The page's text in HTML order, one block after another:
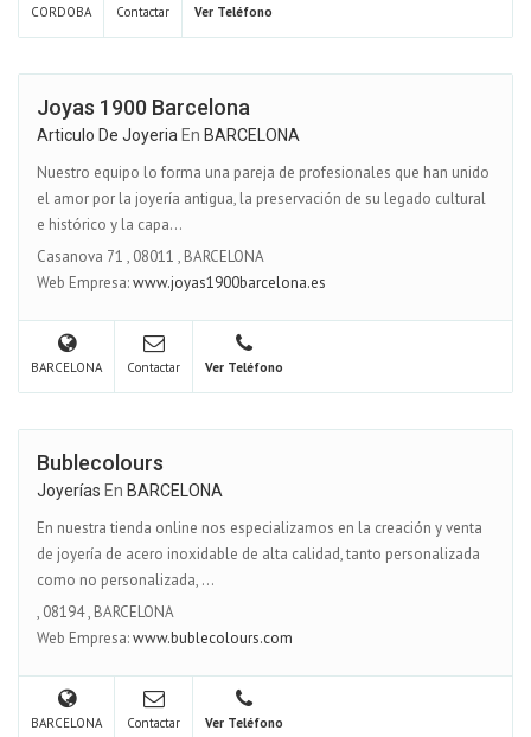
CORDOBA Contactar Ver Teléfono
Joyas 1900 Barcelona
Articulo De Joyeria En BARCELONA
Nuestro equipo lo forma una pareja de profesionales que han unido
el amor por la joyería antigua, la preservación de su legado cultural
e histórico y la capa...
Casanova 71 , 08011 , BARCELONA
Web Empresa:www.joyas1900barcelona.es
BARCELONA Contactar Ver Teléfono
Bublecolours
Joyerías En BARCELONA
En nuestra tienda online nos especializamos en la creación y venta
de joyería de acero inoxidable de alta calidad, tanto personalizada
como no personalizada, ...
, 08194, BARCELONA
Web Empresa:www.bublecolours.com
BARCELONA Contactar Ver Teléfono